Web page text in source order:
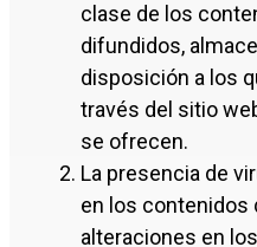
clase de los
difundidos,
disposición a los
través del sitio
se ofrecen.
La presencia de
en los contenidos
alteraciones en